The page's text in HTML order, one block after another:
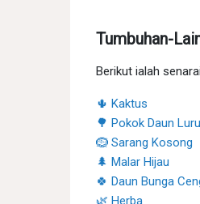
Tumbuhan-
Berikut ialah
🌵 Kaktus
🌳 Pokok Daun
🪹 Sarang Kosong
🌲 Malar Hijau
🍀 Daun Bunga
🌿 Herba